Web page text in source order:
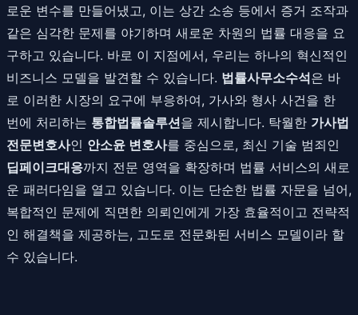
로운 변수를 만들어냈고, 이는 상간 소송 등에서 증거 조작과
같은 심각한 문제를 야기하며 새로운 차원의 법률 대응을 요
구하고 있습니다. 바로 이 지점에서, 우리는 하나의 혁신적인
비즈니스 모델을 발견할 수 있습니다. 법률사무소수석은 바
로 이러한 시장의 요구에 부응하여, 가사와 형사 사건을 한
번에 처리하는 통합법률솔루션을 제시합니다. 탁월한 가사법
전문변호사인 안소윤 변호사를 중심으로, 최신 기술 범죄인
딥페이크대응까지 전문 영역을 확장하며 법률 서비스의 새로
운 패러다임을 열고 있습니다. 이는 단순한 법률 자문을 넘어,
복합적인 문제에 직면한 의뢰인에게 가장 효율적이고 전략적
인 해결책을 제공하는, 고도로 전문화된 서비스 모델이라 할
수 있습니다.